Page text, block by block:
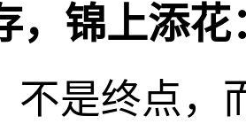
，锦上添
不是终点，